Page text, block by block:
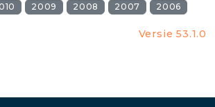
2009 2008 2007 2006
Versie 53.1.0